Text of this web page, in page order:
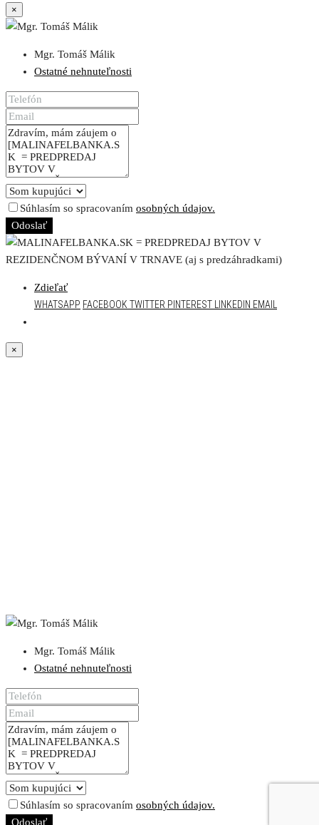
×
Mgr. Tomáš Málik
Ostatné nehnuteľnosti
Súhlasím so spracovaním osobných údajov.
Odoslať
Zdieľať
WHATSAPP FACEBOOK TWITTER PINTEREST LINKEDIN EMAIL
×
Mgr. Tomáš Málik
Ostatné nehnuteľnosti
Súhlasím so spracovaním osobných údajov.
Odoslať